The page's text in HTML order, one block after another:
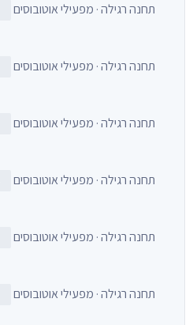
תחנה רגילה · מפעילי אוטובוסים
תחנה רגילה · מפעילי אוטובוסים
תחנה רגילה · מפעילי אוטובוסים
תחנה רגילה · מפעילי אוטובוסים
תחנה רגילה · מפעילי אוטובוסים
תחנה רגילה · מפעילי אוטובוסים